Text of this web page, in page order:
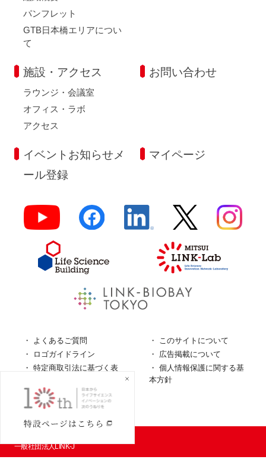
パンフレット
GTB日本橋エリアについ
て
施設・アクセス
ラウンジ・会議室
オフィス・ラボ
アクセス
お問い合わせ
イベントお知らせメ
ール登録
マイページ
よくあるご質問
このサイトについて
ロゴガイドライン
広告掲載について
特定商取引法に基づく表
個人情報保護に関する基
本方針
個人情報の取扱について
一般社団法人LINK-J